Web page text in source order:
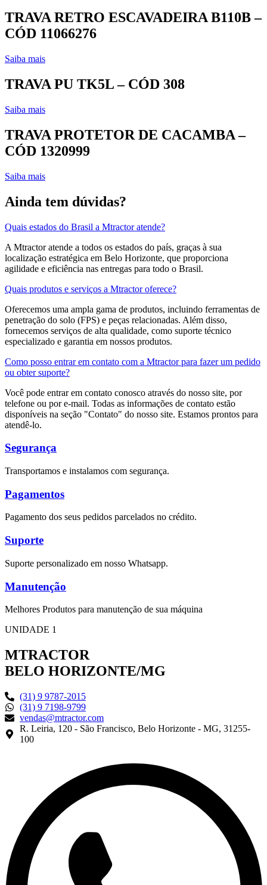
TRAVA RETRO ESCAVADEIRA B110B –
CÓD 11066276
Saiba mais
TRAVA PU TK5L – CÓD 308
Saiba mais
TRAVA PROTETOR DE CACAMBA –
CÓD 1320999
Saiba mais
Ainda tem dúvidas?
Quais estados do Brasil a Mtractor atende?
A Mtractor atende a todos os estados do país, graças à sua
localização estratégica em Belo Horizonte, que proporciona
agilidade e eficiência nas entregas para todo o Brasil.
Quais produtos e serviços a Mtractor oferece?
Oferecemos uma ampla gama de produtos, incluindo ferramentas de
penetração do solo (FPS) e peças relacionadas. Além disso,
fornecemos serviços de alta qualidade, como suporte técnico
especializado e garantia em nossos produtos.
Como posso entrar em contato com a Mtractor para fazer um pedido
ou obter suporte?
Você pode entrar em contato conosco através do nosso site, por
telefone ou por e-mail. Todas as informações de contato estão
disponíveis na seção "Contato" do nosso site. Estamos prontos para
atendê-lo.
Segurança
Transportamos e instalamos com segurança.
Pagamentos
Pagamento dos seus pedidos parcelados no crédito.
Suporte
Suporte personalizado em nosso Whatsapp.
Manutenção
Melhores Produtos para manutenção de sua máquina
UNIDADE 1
MTRACTOR
BELO HORIZONTE/MG
(31) 9 9787-2015
(31) 9 7198-9799
vendas@mtractor.com
R. Leiria, 120 - São Francisco, Belo Horizonte - MG, 31255-
100